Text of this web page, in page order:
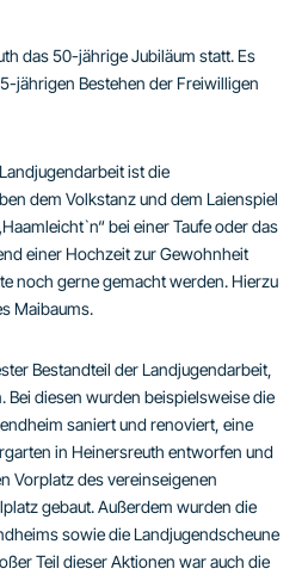
das 50-jährige Jubiläum statt. Es
jährigen Bestehen der Freiwilligen
ist die
dem Volkstanz und dem Laienspiel
bei einer Taufe oder das
einer Hochzeit zur Gewohnheit
noch gerne gemacht werden. Hierzu
Maibaums.
Bestandteil der Landjugendarbeit,
diesen wurden beispielsweise die
saniert und renoviert, eine
in Heinersreuth entworfen und
Vorplatz des vereinseigenen
gebaut. Außerdem wurden die
sowie die Landjugendscheune
Teil dieser Aktionen war auch die